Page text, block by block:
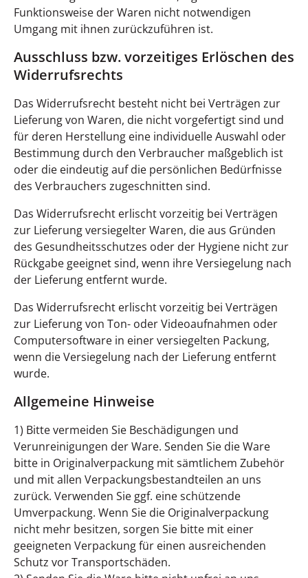
Funktionsweise der Waren nicht notwendigen
Umgang mit ihnen zurückzuführen ist.
Ausschluss bzw. vorzeitiges Erlöschen des
Widerrufsrechts
Das Widerrufsrecht besteht nicht bei Verträgen zur
Lieferung von Waren, die nicht vorgefertigt sind und
für deren Herstellung eine individuelle Auswahl oder
Bestimmung durch den Verbraucher maßgeblich ist
oder die eindeutig auf die persönlichen Bedürfnisse
des Verbrauchers zugeschnitten sind.
Das Widerrufsrecht erlischt vorzeitig bei Verträgen
zur Lieferung versiegelter Waren, die aus Gründen
des Gesundheitsschutzes oder der Hygiene nicht zur
Rückgabe geeignet sind, wenn ihre Versiegelung nach
der Lieferung entfernt wurde.
Das Widerrufsrecht erlischt vorzeitig bei Verträgen
zur Lieferung von Ton- oder Videoaufnahmen oder
Computersoftware in einer versiegelten Packung,
wenn die Versiegelung nach der Lieferung entfernt
wurde.
Allgemeine Hinweise
1) Bitte vermeiden Sie Beschädigungen und
Verunreinigungen der Ware. Senden Sie die Ware
bitte in Originalverpackung mit sämtlichem Zubehör
und mit allen Verpackungsbestandteilen an uns
zurück. Verwenden Sie ggf. eine schützende
Umverpackung. Wenn Sie die Originalverpackung
nicht mehr besitzen, sorgen Sie bitte mit einer
geeigneten Verpackung für einen ausreichenden
Schutz vor Transportschäden.